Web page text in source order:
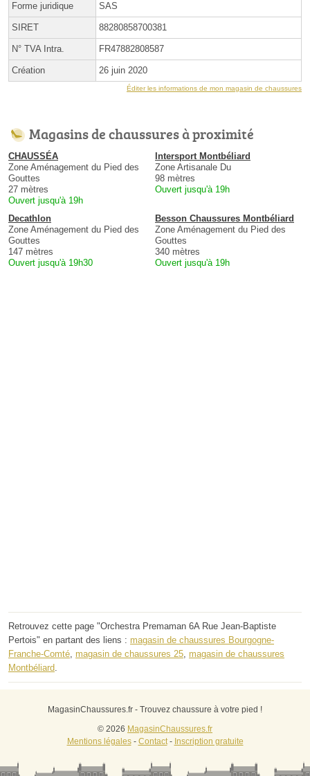
Forme juridique SAS
SIRET 88280858700381
N° TVA Intra. FR47882808587
Création 26 juin 2020
Éditer les informations de mon magasin de chaussures
Magasins de chaussures à proximité
CHAUSSÉA
Zone Aménagement du Pied des
Gouttes
27 mètres
Ouvert jusqu'à 19h
Intersport Montbéliard
Zone Artisanale Du
98 mètres
Ouvert jusqu'à 19h
Decathlon
Zone Aménagement du Pied des
Gouttes
147 mètres
Ouvert jusqu'à 19h30
Besson Chaussures Montbéliard
Zone Aménagement du Pied des
Gouttes
340 mètres
Ouvert jusqu'à 19h
Retrouvez cette page "Orchestra Premaman 6A Rue Jean-Baptiste
Pertois" en partant des liens : magasin de chaussures Bourgogne-
Franche-Comté, magasin de chaussures 25, magasin de chaussures
Montbéliard.
MagasinChaussures.fr - Trouvez chaussure à votre pied !
© 2026 MagasinChaussures.fr
Mentions légales- Contact- Inscription gratuite